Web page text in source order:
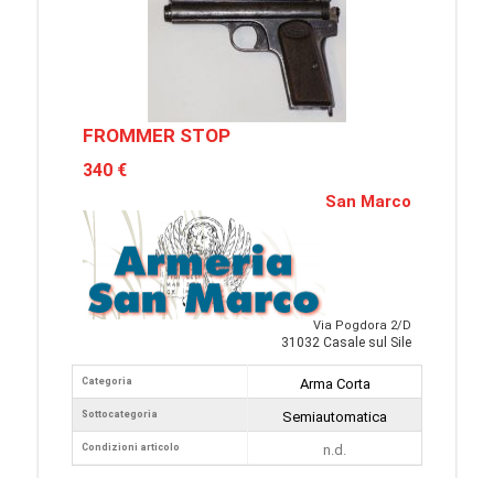
FROMMER STOP
340 €
San Marco
Via Pogdora 2/D
31032 Casale sul Sile
Categoria
Sottocategoria
Condizioni articolo
Arma Corta
Semiautomatica
n.d.